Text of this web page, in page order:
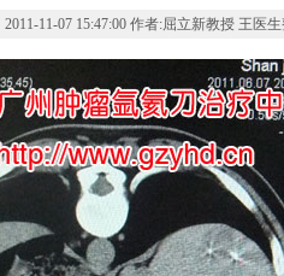
11-07 15:47:00 作者:屈立新教授 王医